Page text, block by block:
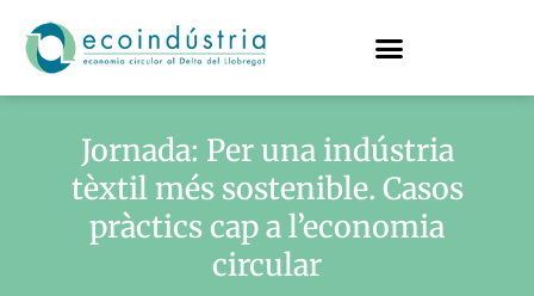
Jornada: Per una indústria
tèxtil més sostenible. Casos
pràctics cap a l’economia
circular